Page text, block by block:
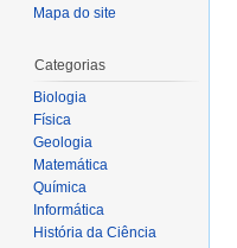
Mapa do site
Categorias
Biologia
Física
Geologia
Matemática
Química
Informática
História da Ciência